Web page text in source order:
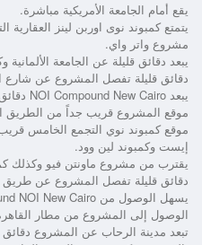
يقع أمام الجامعة الأمريكية مباشرة.
يتمتع كمبوند نوى اوربن لينز العقارية
مشروع واتر واي.
يبعد دقائق قليلة عن الجامعة الألمانية
دقائق قليلة تفصل المشروع عن شارع
يبعد NOI Compound New Cairo دقائق عن طريق العين السخنة.
موقع المشروع قريب جداً من الطريق
موقع كمبوند نوي التجمع الخامس
إيست وكمبوند لين وود.
يقترب من مشروع ماونتن فيو وكذلك
دقائق قليلة تفصل المشروع عن
يسهل الوصول من Compound NOI New Cairo إلى مدينتي.
الوصول إلى المشروع من مطار
تبعد مدينة الرحاب عن المشروع دقائق